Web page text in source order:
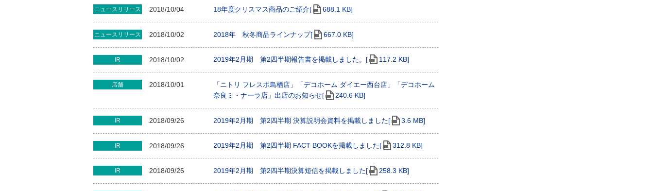
ニュースリリース 2018/10/04 18年度クリスマス商品のご紹介[ 688.1 KB]
ニュースリリース 2018/10/02 2018年 秋冬商品ラインナップ[ 667.0 KB]
IR 2018/10/02 2019年2月期 第2四半期報告書を掲載しました。[ 117.2 KB]
店舗 2018/10/01
「ニトリ フレスポ鳥栖店」「デコホーム ダイエー西台店」「デコホーム
奈良ミ・ナーラ店」出店のお知らせ[
240.6 KB]
IR 2018/09/26 2019年2月期 第2四半期 決算説明会資料を掲載しました[ 3.6 MB]
IR 2018/09/26 2019年2月期 第2四半期 FACT BOOKを掲載しました[ 312.8 KB]
IR 2018/09/26 2019年2月期 第2四半期決算短信を掲載しました[ 258.3 KB]